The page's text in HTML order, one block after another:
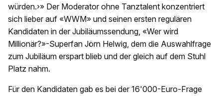
würden.›» Der Moderator ohne Tanztalent konzentriert
sich lieber auf «WWM» und seinen ersten regulären
Kandidaten in der Jubiläumssendung, «Wer wird
Millionär?»-Superfan Jörn Helwig, dem die Auswahlfrage
zum Jubiläum erspart blieb und der gleich auf dem Stuhl
Platz nahm.
Für den Kandidaten gab es bei der 16'000-Euro-Frage